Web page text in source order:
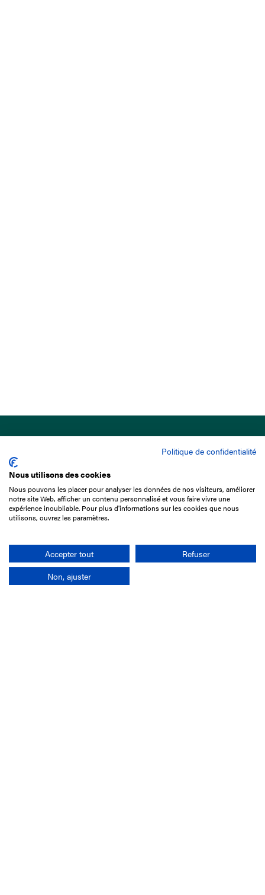
15 Boulevard de Douaumont
75017 Paris
01 49 10 20 29
Rechercher
Politique de confidentialité
Nous utilisons des cookies
Nous pouvons les placer pour analyser les données de nos visiteurs, améliorer
notre site Web, afficher un contenu personnalisé et vous faire vivre une
expérience inoubliable. Pour plus d'informations sur les cookies que nous
utilisons, ouvrez les paramètres.
Accepter tout
Refuser
Non, ajuster